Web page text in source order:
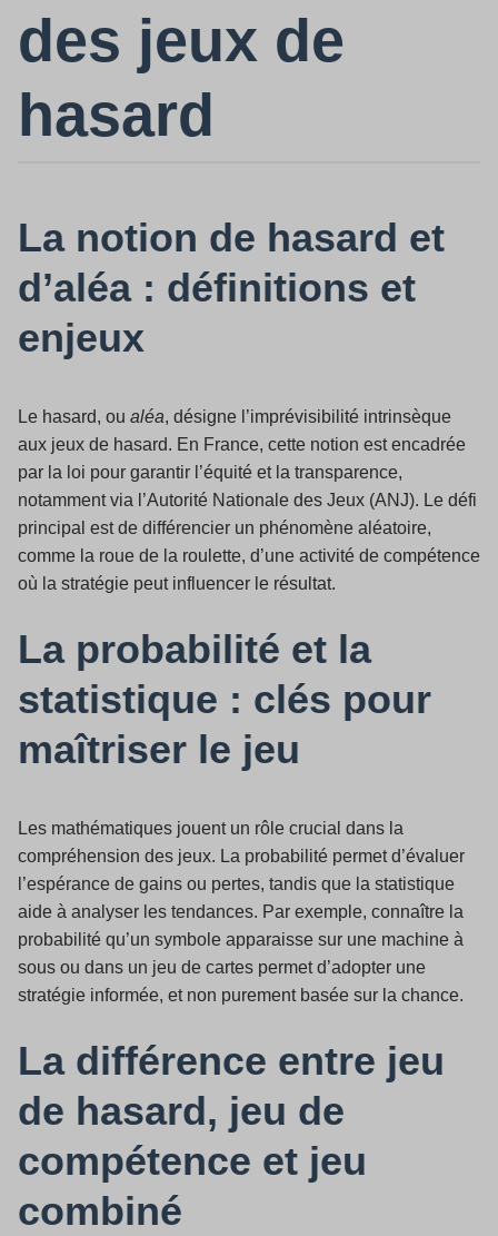
des jeux de
hasard
La notion de hasard et
d’aléa : définitions et
enjeux
Le hasard, ou aléa, désigne l’imprévisibilité intrinsèque
aux jeux de hasard. En France, cette notion est encadrée
par la loi pour garantir l’équité et la transparence,
notamment via l’Autorité Nationale des Jeux (ANJ). Le défi
principal est de différencier un phénomène aléatoire,
comme la roue de la roulette, d’une activité de compétence
où la stratégie peut influencer le résultat.
La probabilité et la
statistique : clés pour
maîtriser le jeu
Les mathématiques jouent un rôle crucial dans la
compréhension des jeux. La probabilité permet d’évaluer
l’espérance de gains ou pertes, tandis que la statistique
aide à analyser les tendances. Par exemple, connaître la
probabilité qu’un symbole apparaisse sur une machine à
sous ou dans un jeu de cartes permet d’adopter une
stratégie informée, et non purement basée sur la chance.
La différence entre jeu
de hasard, jeu de
compétence et jeu
combiné